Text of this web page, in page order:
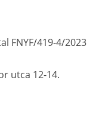
FNYF/419-4/2023
utca 12-14.